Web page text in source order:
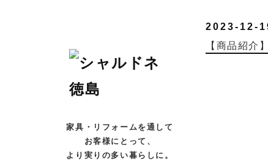
家具・リフォームを通して
お客様にとって、
より実りの多い暮らしに。
2023-12-
【商品紹介